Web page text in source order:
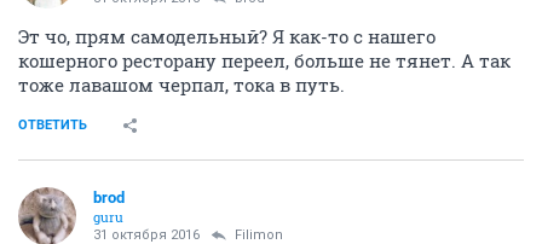
Эт чо, прям самодельный? Я как-то с нашего
кошерного ресторану переел, больше не тянет. А так
тоже лавашом черпал, тока в путь.
ОТВЕТИТЬ
brod
guru
31 октября 2016 Filimon